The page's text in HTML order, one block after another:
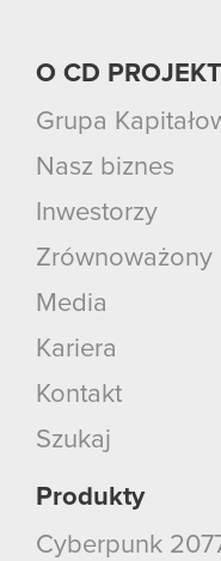
O CD PROJEKT
Grupa
Nasz biznes
Inwestorzy
Zrównoważony
Media
Kariera
Kontakt
Szukaj
Produkty
Cyberpunk